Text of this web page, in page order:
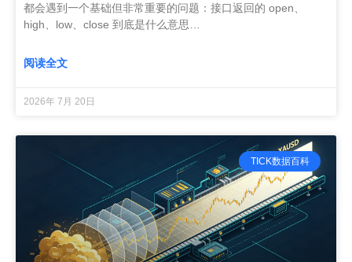
都会遇到一个基础但非常重要的问题：接口返回的 open、
high、low、close 到底是什么意思…
阅读全文
2026年 7月 20日
TICK数据百科